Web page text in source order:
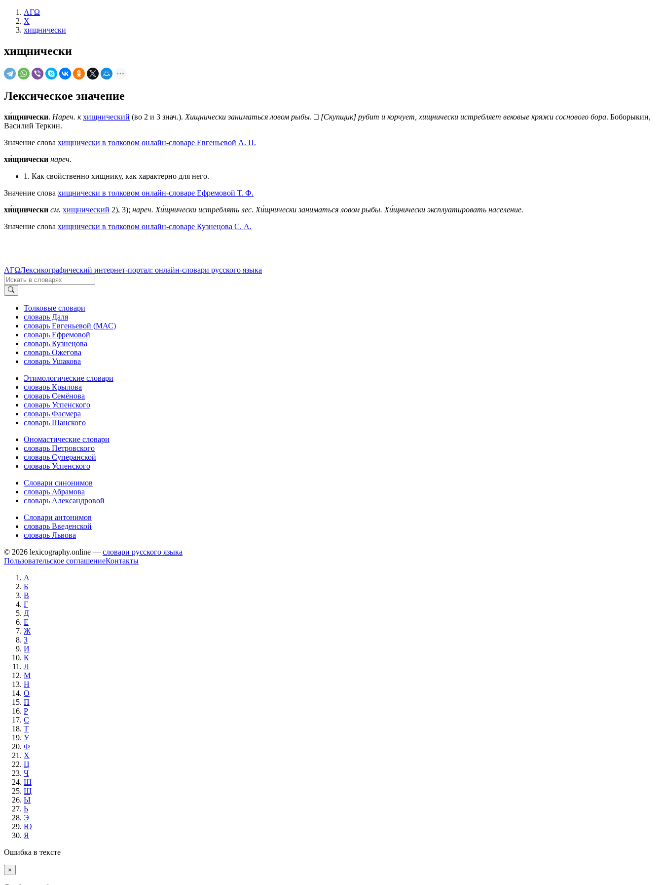
ΛΓΩ
Х
хищнически
хищнически
Лексическое значение
хи́щнически. Нареч. к хищнический (во 2 и 3 знач.). Хищнически заниматься ловом рыбы. □ [Скупщик] рубит и корчует, хищнически истребляет вековые кряжи соснового бора. Боборыкин,
Василий Теркин.
Значение слова хищнически в толковом онлайн-словаре Евгеньевой А. П.
хи́щнически нареч.
1. Как свойственно хищнику, как характерно для него.
Значение слова хищнически в толковом онлайн-словаре Ефремовой Т. Ф.
хи́щнически см. хищнический 2), 3); нареч. Хи́щнически истреблять лес. Хи́щнически заниматься ловом рыбы. Хи́щнически эксплуатировать население.
Значение слова хищнически в толковом онлайн-словаре Кузнецова С. А.
ΛΓΩЛексикографический интернет-портал: онлайн-словари русского языка
Толковые словари
словарь Даля
словарь Евгеньевой (МАС)
словарь Ефремовой
словарь Кузнецова
словарь Ожегова
словарь Ушакова
Этимологические словари
словарь Крылова
словарь Семёнова
словарь Успенского
словарь Фасмера
словарь Шанского
Ономастические словари
словарь Петровского
словарь Суперанской
словарь Успенского
Словари синонимов
словарь Абрамова
словарь Александровой
Словари антонимов
словарь Введенской
словарь Львова
© 2026 lexicography.online — словари русского языка
Пользовательское соглашениеКонтакты
А
Б
В
Г
Д
Е
Ж
З
И
К
Л
М
Н
О
П
Р
С
Т
У
Ф
Х
Ц
Ч
Ш
Щ
Ы
Ь
Э
Ю
Я
Ошибка в тексте
×